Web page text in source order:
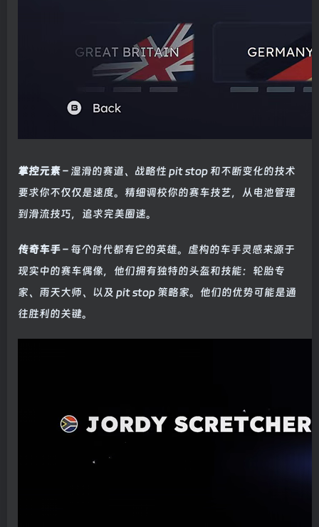
掌控元素– 湿滑的赛道、战略性 pit stop 和不断变化的技术
要求你不仅仅是速度。精细调校你的赛车技艺，从电池管理
到滑流技巧，追求完美圈速。
传奇车手– 每个时代都有它的英雄。虚构的车手灵感来源于
现实中的赛车偶像，他们拥有独特的头盔和技能：轮胎专
家、雨天大师、以及 pit stop 策略家。他们的优势可能是通
往胜利的关键。